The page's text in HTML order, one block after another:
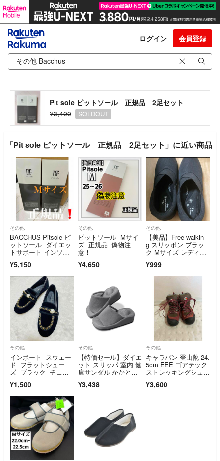
ログイン 会員登録
Pit sole ピットソール 正規品 2足セット
¥3,400
SOLDOUT
「Pit sole ピットソール 正規品 2足セット」に近い商品
その他
BACCHUS Pitsole ピ
ットソール ダイエッ
トサポート インソー
¥5,150
その他
ピットソール Mサイ
ズ 正規品 偽物注
意！
¥4,650
その他
【美品】Free walkin
g スリッポン ブラッ
ク Mサイズ レディー
¥999
その他
インポート スウェー
ド フラットシュー
ズ ブラック チェー
¥1,500
その他
【特価セール】ダイエ
ット スリッパ 室内 健
康サンダル かかとな
¥3,438
その他
キャラバン 登山靴 24.
5cm EEE ゴアテック
ストレッキングシュー
¥3,600